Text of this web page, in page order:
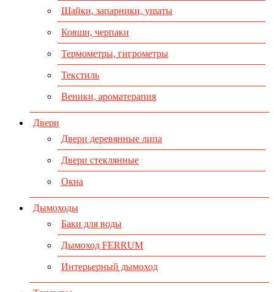
Шайки, запарники, ушаты
Ковши, черпаки
Термометры, гигрометры
Текстиль
Веники, ароматерапия
Двери
Двери деревянные липа
Двери стеклянные
Окна
Дымоходы
Баки для воды
Дымоход FERRUM
Интерьерный дымоход